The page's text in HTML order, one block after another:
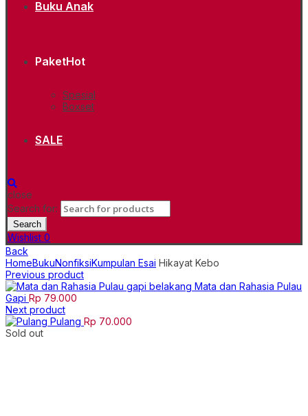
Buku Anak
PaketHot
Spesial
Boxset
SALE
close
Search for:
Search
Wishlist 0
Back
HomeBukuNonfiksiKumpulan Esai Hikayat Kebo
Previous product
Mata dan Rahasia Pulau
Gapi Rp 79.000
Next product
Pulang Rp 70.000
Sold out